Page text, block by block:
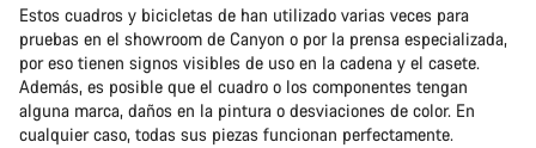
Estos cuadros y bicicletas de han utilizado varias veces para
pruebas en el showroom de Canyon o por la prensa especializada,
por eso tienen signos visibles de uso en la cadena y el casete.
Además, es posible que el cuadro o los componentes tengan
alguna marca, daños en la pintura o desviaciones de color. En
cualquier caso, todas sus piezas funcionan perfectamente.